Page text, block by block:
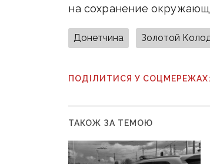
на сохранение
Донетчина Золотой
ПОДІЛИТИСЯ У СОЦМЕРЕЖАХ:
ТАКОЖ ЗА ТЕМОЮ